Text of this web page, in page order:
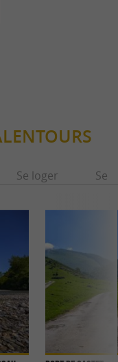
Se loger Se